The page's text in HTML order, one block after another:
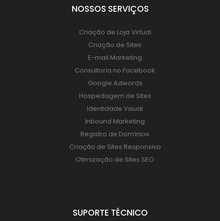
NOSSOS SERVIÇOS
Criação de Loja Virtual
Criação de Sites
E-mail Marketing
Consultoria no Facebook
Google Adwords
Hospedagem de Sites
Identidade Visual
Inbound Marketing
Registro de Domínios
Criação de Sites Responsivo
Otimização de Sites SEO
SUPORTE TÉCNICO